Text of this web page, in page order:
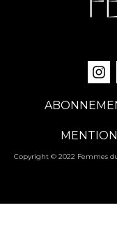
Copyright © 2022 Femmes